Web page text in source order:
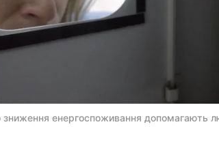
енергоспоживання допомагають